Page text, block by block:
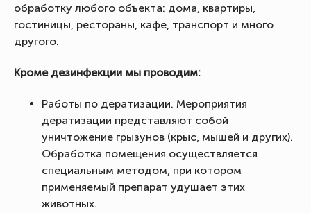
обработку любого объекта: дома, квартиры,
гостиницы, рестораны, кафе, транспорт и много
другого.
Кроме дезинфекции мы проводим:
Работы по дератизации. Мероприятия
дератизации представляют собой
уничтожение грызунов (крыс, мышей и других).
Обработка помещения осуществляется
специальным методом, при котором
применяемый препарат удушает этих
животных.